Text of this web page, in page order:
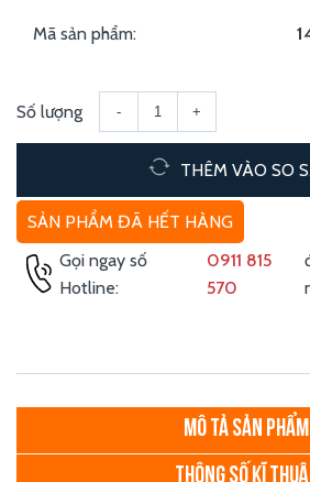
Mã sản phẩm:
Số lượng - +
THÊM VÀO SO
SẢN PHẨM ĐÃ HẾT HÀNG
Gọi ngay số
Hotline:
0911 815
570
MÔ TẢ SẢN PHẨM